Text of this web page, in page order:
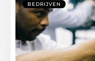
BEDRIJVEN